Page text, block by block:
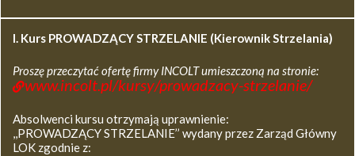
I. Kurs PROWADZĄCY STRZELANIE (Kierownik Strzelania)
Proszę przeczytać ofertę firmy INCOLT umieszczoną na stronie:
www.incolt.pl/kursy/prowadzacy-strzelanie/
Absolwenci kursu otrzymają uprawnienie:
,,PROWADZĄCY STRZELANIE’’ wydany przez Zarząd Główny
LOK zgodnie z: